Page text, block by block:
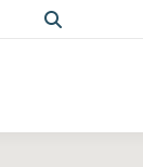
Search: